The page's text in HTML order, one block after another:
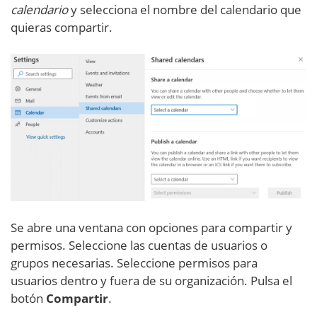
calendarioy selecciona el nombre del calendario que
quieras compartir.
Se abre una ventana con opciones para compartir y
permisos. Seleccione las cuentas de usuarios o
grupos necesarias. Seleccione permisos para
usuarios dentro y fuera de su organización. Pulsa el
botón Compartir.